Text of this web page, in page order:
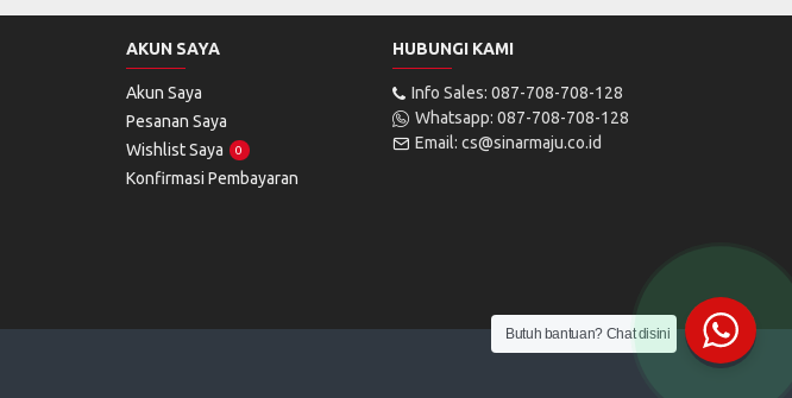
AKUN SAYA
Akun Saya
Pesanan Saya
Wishlist Saya
0
Konfirmasi Pembayaran
HUBUNGI KAMI
Info Sales: 087-708-708-128
Whatsapp: 087-708-708-128
Email: cs@sinarmaju.co.id
Butuh bantuan? Chat disini